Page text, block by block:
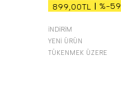
899,00TL
%-59
İNDIRIM
YENI ÜRÜN
TÜKENMEK ÜZERE